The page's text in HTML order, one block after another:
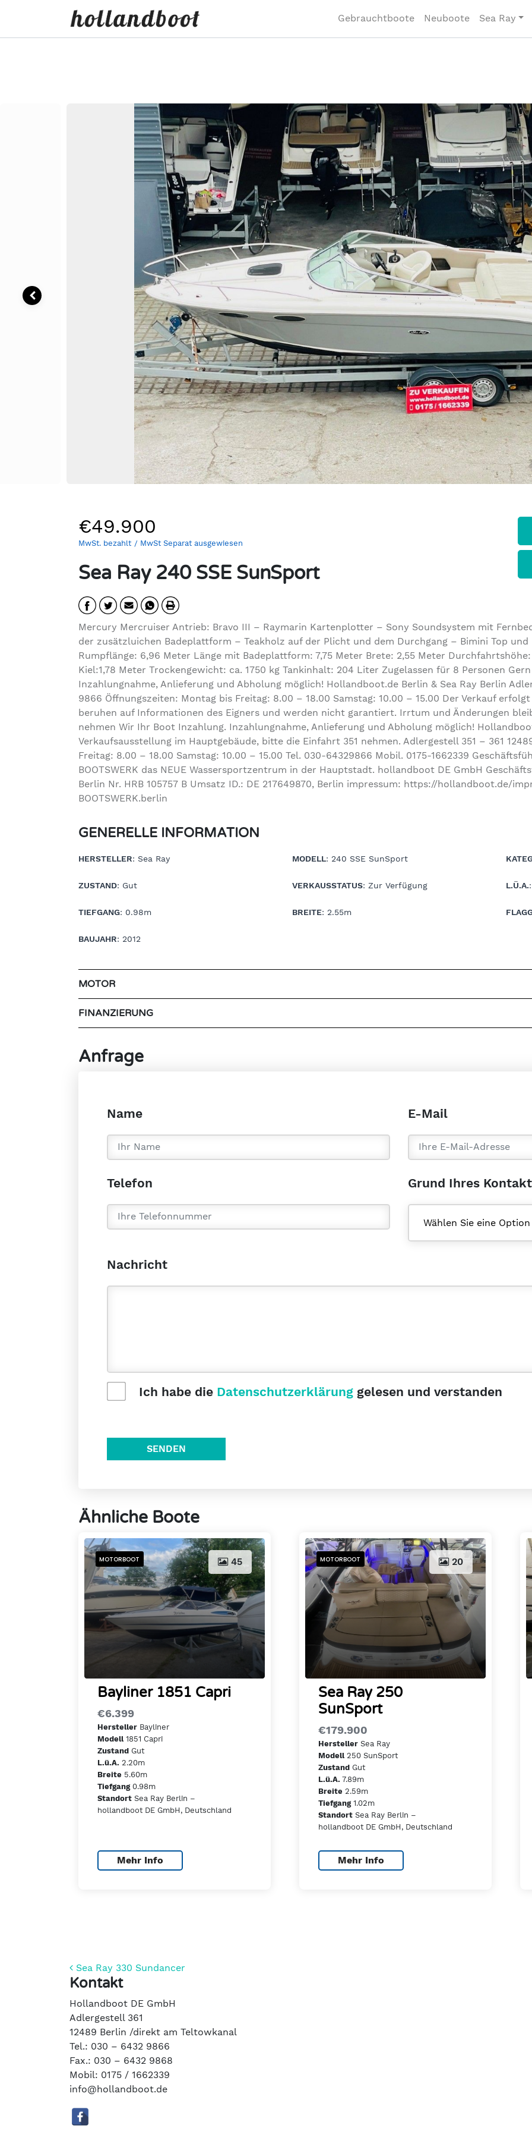
Gebrauchtboote Neuboote Sea Ray
€49.900
MwSt. bezahlt / MwSt Separat ausgewiesen
Sea Ray 240 SSE SunSport
Mercury Mercruiser Antrieb: Bravo III – Raymarin Kartenplotter – Sony Soundsystem mit
der zusätzluichen Badeplattform – Teakholz auf der Plicht und dem Durchgang – Bimini Top und
Rumpflänge: 6,96 Meter Länge mit Badeplattform: 7,75 Meter Brete: 2,55 Meter
Kiel:1,78 Meter Trockengewicht: ca. 1750 kg Tankinhalt: 204 Liter Zugelassen für 8 Personen
Inzahlungnahme, Anlieferung und Abholung möglich! Hollandboot.de Berlin & Sea Ray Berlin
9866 Öffnungszeiten: Montag bis Freitag: 8.00 – 18.00 Samstag: 10.00 – 15.00 Der Verkauf
beruhen auf Informationen des Eigners und werden nicht garantiert. Irrtum und Änderungen
nehmen Wir Ihr Boot Inzahlung. Inzahlungnahme, Anlieferung und Abholung möglich!
Verkaufsausstellung im Hauptgebäude, bitte die Einfahrt 351 nehmen. Adlergestell 351 – 361
Freitag: 8.00 – 18.00 Samstag: 10.00 – 15.00 Tel. 030-64329866 Mobil. 0175-1662339
BOOTSWERK das NEUE Wassersportzentrum in der Hauptstadt. hollandboot DE GmbH
Berlin Nr. HRB 105757 B Umsatz ID.: DE 217649870, Berlin impressum: https://hollandboot.de/
BOOTSWERK.berlin
GENERELLE INFORMATION
HERSTELLER: Sea Ray MODELL: 240 SSE SunSport
ZUSTAND: Gut VERKAUSSTATUS: Zur Verfügung L.Ü.A.
TIEFGANG: 0.98m BREITE: 2.55m
BAUJAHR: 2012
MOTOR
FINANZIERUNG
Anfrage
Name E-Mail
Telefon Grund Ihres
Nachricht
Ich habe die Datenschutzerklärung gelesen und verstanden
SENDEN
Ähnliche Boote
45
MOTORBOOT
Bayliner 1851 Capri
€6.399
Hersteller Bayliner
Modell1851 Capri
Zustand Gut
L.ü.A. 2.20m
Breite 5.60m
Tiefgang0.98m
Standort Sea Ray Berlin –
hollandboot DE GmbH, Deutschland
Mehr Info
20
MOTORBOOT
Sea Ray 250
SunSport
€179.900
Hersteller Sea Ray
Modell250 SunSport
Zustand Gut
L.ü.A. 7.89m
Breite 2.59m
Tiefgang1.02m
Standort Sea Ray Berlin –
hollandboot DE GmbH, Deutschland
Mehr Info
Beitrags-Navigation
Sea Ray 330 Sundancer
Kontakt
Hollandboot DE GmbH
Adlergestell 361
12489 Berlin /direkt am Teltowkanal
Tel.: 030 – 6432 9866
Fax.: 030 – 6432 9868
Mobil: 0175 / 1662339
info@hollandboot.de